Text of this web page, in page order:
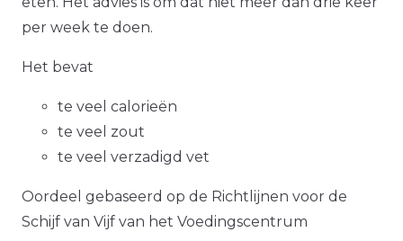
per week te doen.
Het bevat
te veel calorieën
te veel zout
te veel verzadigd vet
Oordeel gebaseerd op de Richtlijnen voor de
Schijf van Vijf van het Voedingscentrum